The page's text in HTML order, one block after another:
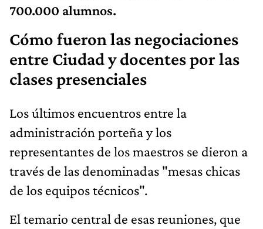
700.000 alumnos.
Cómo fueron las negociaciones
entre Ciudad y docentes por las
clases presenciales
Los últimos encuentros entre la
administración porteña y los
representantes de los maestros se dieron a
través de las denominadas "mesas chicas
de los equipos técnicos".
El temario central de esas reuniones, que